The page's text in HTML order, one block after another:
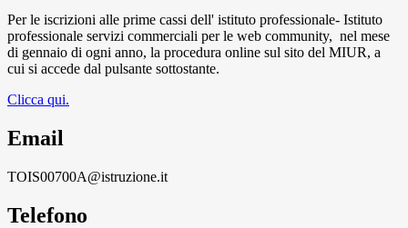
Per le iscrizioni alle prime cassi dell' istituto professionale- Istituto
professionale servizi commerciali per le web community, nel mese
di gennaio di ogni anno, la procedura online sul sito del MIUR, a
cui si accede dal pulsante sottostante.
Clicca qui.
Email
TOIS00700A@istruzione.it
Telefono